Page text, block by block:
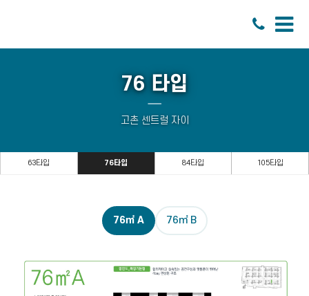
76 타입
고촌 센트럴 자이
63타입 76타입 84타입 105타입
76㎡ A 76㎡ B